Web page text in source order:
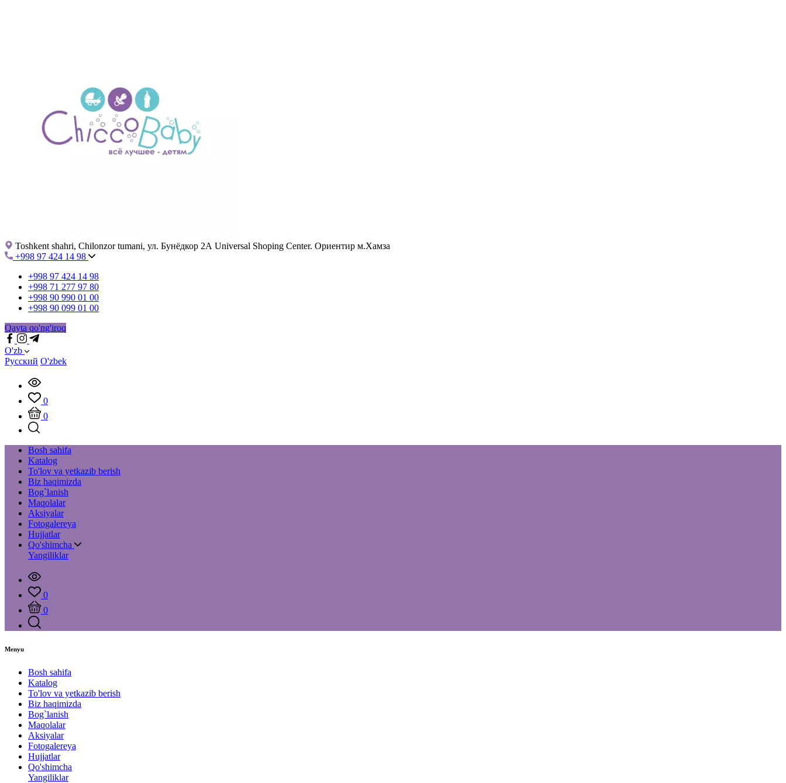
Toshkent shahri, Chilonzor tumani, ул. Бунёдкор 2А Universal Shoping Center. Ориентир м.Хамза
+998 97 424 14 98
+998 97 424 14 98
+998 71 277 97 80
+998 90 990 01 00
+998 90 099 01 00
Qayta qo'ng'iroq
O'zb
Русский O'zbek
0
0
Bosh sahifa
Katalog
To'lov va yetkazib berish
Biz haqimizda
Bog`lanish
Maqolalar
Aksiyalar
Fotogalereya
Hujjatlar
Qo'shimcha
Yangiliklar
0
0
Menyu
Bosh sahifa
Katalog
To'lov va yetkazib berish
Biz haqimizda
Bog`lanish
Maqolalar
Aksiyalar
Fotogalereya
Hujjatlar
Qo'shimcha
Yangiliklar